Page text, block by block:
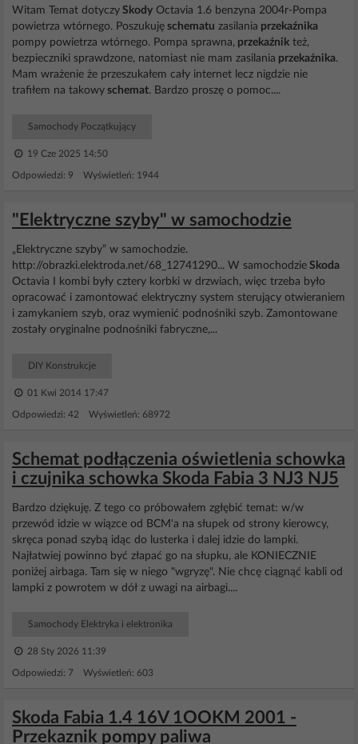
Witam Temat dotyczy Skody Octavia 1.6 benzyna 2004r-Pompa
powietrza wtórnego. Poszukuję schematu zasilania przekaźnika
pompy powietrza wtórnego. Pompa sprawna, przekaźnik też,
bezpieczniki sprawdzone, natomiast nie mam zasilania przekaźnika.
Mam wrażenie że przeszukałem cały internet lecz nigdzie nie
trafiłem na takowy schemat. Bardzo proszę o pomoc....
Samochody Początkujący
19 Cze 2025 14:50
Odpowiedzi: 9 Wyświetleń: 1944
"Elektryczne szyby" w samochodzie
„Elektryczne szyby” w samochodzie.
http://obrazki.elektroda.net/68_12741290... W samochodzie Skoda
Octavia I kombi były cztery korbki w drzwiach, więc trzeba było
opracować i zamontować elektryczny system sterujący otwieraniem
i zamykaniem szyb, oraz wymienić podnośniki szyb. Zamontowane
zostały oryginalne podnośniki fabryczne,...
DIY Konstrukcje
01 Kwi 2014 17:47
Odpowiedzi: 42 Wyświetleń: 68972
Schemat podłączenia oświetlenia schowka
i czujnika schowka Skoda Fabia 3 NJ3 NJ5
Bardzo dziękuję. Z tego co próbowałem zgłębić temat: w/w
przewód idzie w wiązce od BCM'a na słupek od strony kierowcy,
skręca ponad szybą idąc do lusterka i dalej idzie do lampki.
Najłatwiej powinno być złapać go na słupku, ale KONIECZNIE
poniżej airbaga. Tam się w niego "wgryzę". Nie chcę ciągnąć kabli od
lampki z powrotem w dół z uwagi na airbagi....
Samochody Elektryka i elektronika
28 Sty 2026 11:39
Odpowiedzi: 7 Wyświetleń: 603
Skoda Fabia 1.4 16V 1OOKM 2001 -
Przekaznik pompy paliwa